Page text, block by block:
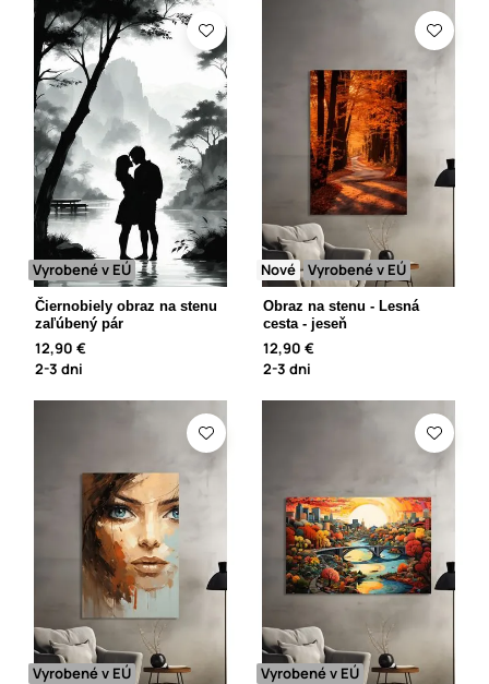
Vyrobené v EÚ
Čiernobiely obraz na stenu
zaľúbený pár
12,90 €
2-3 dni
Nové Vyrobené v EÚ
Obraz na stenu - Lesná
cesta - jeseň
12,90 €
2-3 dni
Vyrobené v EÚ Vyrobené v EÚ